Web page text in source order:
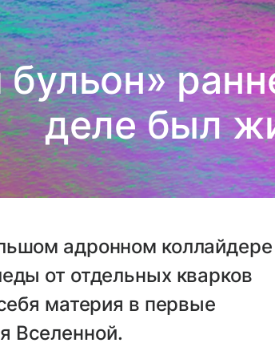
деле был
адронном коллайдере
от отдельных кварков
материя в первые
Вселенной.